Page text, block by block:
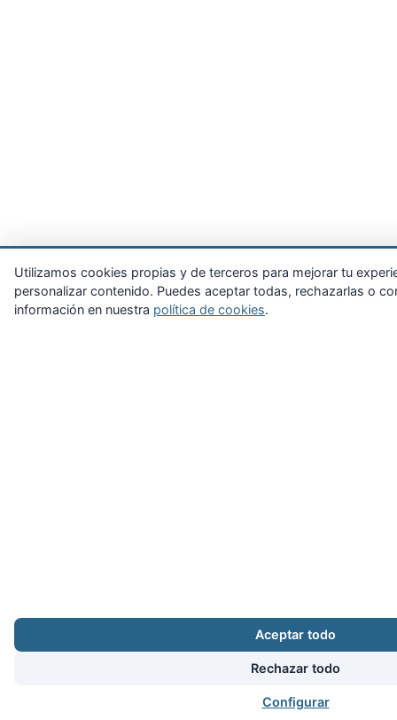
Utilizamos cookies propias y de terceros para mejorar tu
personalizar contenido. Puedes aceptar todas, rechazarlas o
información en nuestra política de cookies.
Aceptar todo
Rechazar todo
Configurar